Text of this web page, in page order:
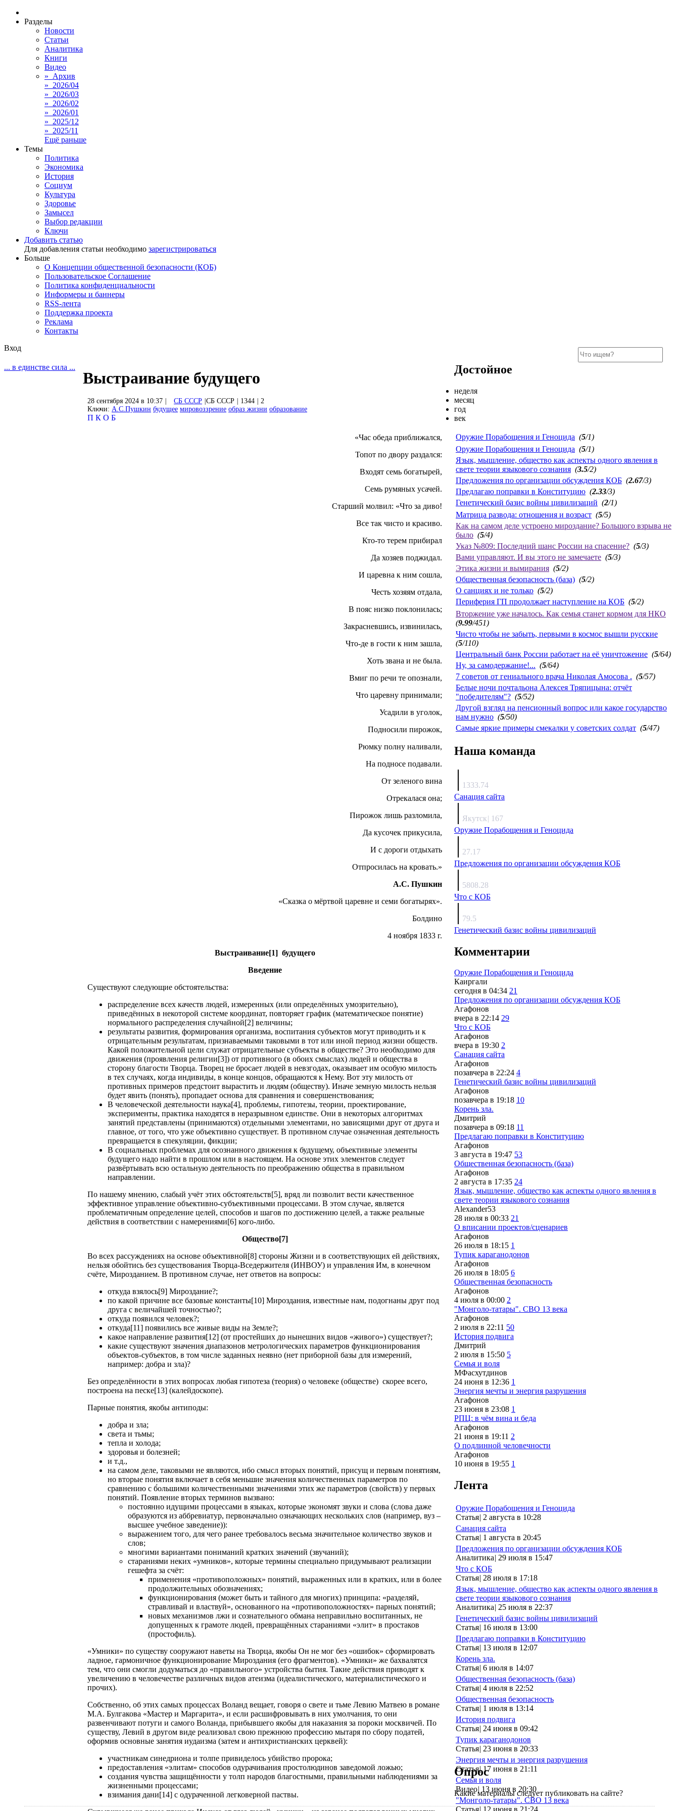
Разделы
Новости
Статьи
Аналитика
Книги
Видео
» Архив
» 2026/04
» 2026/03
» 2026/02
» 2026/01
» 2025/12
» 2025/11
Ещё раньше
Темы
Политика
Экономика
История
Социум
Культура
Здоровье
Замысел
Выбор редакции
Ключи
Добавить статью
Для добавления статьи необходимо зарегистрироваться
Больше
О Концепции общественной безопасности (КОБ)
Пользовательское Соглашение
Политика конфиденциальности
Информеры и баннеры
RSS-лента
Поддержка проекта
Реклама
Контакты
Вход
... в единстве сила ...
Выстраивание будущего
28 сентября 2024 в 10:37 СБ СССР СБ СССР 1344
2
Ключи: А.С.Пушкин будущее мировоззрение образ жизни образование
П К О Б
«Час обеда приближался,
Топот по двору раздался:
Входят семь богатырей,
Семь румяных усачей.
Старший молвил: «Что за диво!
Все так чисто и красиво.
Кто-то терем прибирал
Да хозяев поджидал.
И царевна к ним сошла,
Честь хозяям отдала,
В пояс низко поклонилась;
Закрасневшись, извинилась,
Что-де в гости к ним зашла,
Хоть звана и не была.
Вмиг по речи те опознали,
Что царевну принимали;
Усадили в уголок,
Подносили пирожок,
Рюмку полну наливали,
На подносе подавали.
От зеленого вина
Отрекалася она;
Пирожок лишь разломила,
Да кусочек прикусила,
И с дороги отдыхать
Отпросилась на кровать.»
А.С. Пушкин
«Сказка о мёртвой царевне и семи богатырях».
Болдино
4 ноября 1833 г.
Выстраивание[1] будущего
Введение
Существуют следующие обстоятельства:
распределение всех качеств людей, измеренных (или определённых умозрительно),
приведённых в некоторой системе координат, повторяет график (математическое понятие)
нормального распределения случайной[2] величины;
результаты развития, формирования организма, воспитания субъектов могут приводить и к
отрицательным результатам, признаваемыми таковыми в тот или иной период жизни обществ.
Какой положительной цели служат отрицательные субъекты в обществе? Это необходимо для
движения (проявления религии[3]) от противного (в обоих смыслах) людей и общества в
сторону благости Творца. Творец не бросает людей в невзгодах, оказывает им особую милость
в тех случаях, когда индивиды, в конце концов, обращаются к Нему. Вот эту милость от
противных примеров предстоит вырастить и людям (обществу). Иначе земную милость нельзя
будет явить (понять), пропадает основа для сравнения и совершенствования;
В человеческой деятельности наука[4], проблемы, гипотезы, теории, проектирование,
эксперименты, практика находятся в неразрывном единстве. Они в некоторых алгоритмах
занятий представлены (принимаются) отдельными элементами, но зависящими друг от друга и
главное, от того, что уже объективно существует. В противном случае означенная деятельность
превращается в спекуляции, фикции;
В социальных проблемах для осознанного движения к будущему, объективные элементы
будущего надо найти в прошлом или в настоящем. На основе этих элементов следует
развёртывать всю остальную деятельность по преображению общества в правильном
направлении.
По нашему мнению, слабый учёт этих обстоятельств[5], вряд ли позволит вести качественное
эффективное управление объективно-субъективными процессами. В этом случае, является
проблематичным определение целей, способов и шагов по достижению целей, а также реальные
действия в соответствии с намерениями[6] кого-либо.
Общество[7]
Во всех рассуждениях на основе объективной[8] стороны Жизни и в соответствующих ей действиях,
нельзя обойтись без существования Творца-Вседержителя (ИНВОУ) и управления Им, в конечном
счёте, Мирозданием. В противном случае, нет ответов на вопросы:
откуда взялось[9] Мироздание?;
по какой причине все базовые константы[10] Мироздания, известные нам, подогнаны друг под
друга с величайшей точностью?;
откуда появился человек?;
откуда[11] появились все живые виды на Земле?;
какое направление развития[12] (от простейших до нынешних видов «живого») существует?;
какие существуют значения диапазонов метрологических параметров функционирования
объектов-субъектов, в том числе заданных неявно (нет приборной базы для измерений,
например: добра и зла)?
Без определённости в этих вопросах любая гипотеза (теория) о человеке (обществе) скорее всего,
построена на песке[13] (калейдоскопе).
Парные понятия, якобы антиподы:
добра и зла;
света и тьмы;
тепла и холода;
здоровья и болезней;
и т.д.,
на самом деле, таковыми не являются, ибо смысл вторых понятий, присущ и первым понятиям,
но вторые понятия включает в себя меньшие значения количественных параметров по
сравнению с б́ольшими количественными значениями этих же параметров (свойств) у первых
понятий. Появление вторых терминов вызвано:
постоянно идущими процессами в языках, которые экономят звуки и слова (слова даже
образуются из аббревиатур, первоначально означающих нескольких слов (например, вуз –
высшее учебное заведение)):
выражением того, для чего ранее требовалось весьма значительное количество звуков и
слов;
многими вариантами пониманий кратких значений (звучаний);
стараниями неких «умников», которые термины специально придумывают реализации
гешефта за счёт:
применения «противоположных» понятий, выраженных или в кратких, или в более
продолжительных обозначениях;
функционирования (может быть и тайного для многих) принципа: «разделяй,
стравливай и властвуй», основанного на «противоположностях» парных понятий;
новых механизмов лжи и сознательного обмана неправильно воспитанных, не
допущенных к грамоте людей, превращённых стараниями «элит» в простаков
(простофиль).
«Умники» по существу сооружают наветы на Творца, якобы Он не мог без «ошибок» сформировать
ладное, гармоничное функционирование Мироздания (его фрагментов). «Умники» же бахвалятся
тем, что они смогли додуматься до «правильного» устройства бытия. Такие действия приводят к
увеличению в человечестве различных видов атеизма (идеалистического, материалистического и
прочих).
Собственно, об этих самых процессах Воланд вещает, говоря о свете и тьме Левию Матвею в романе
М.А. Булгакова «Мастер и Маргарита», и если расшифровывать в них умолчания, то они
развенчивают потуги и самого Воланда, прибывшего якобы для наказания за пороки москвичей. По
существу, Левий в другом виде реализовал свою прежнюю профессию мытаря по сбору податей,
оформив основные занятия иудаизма (затем и антихристианских церквей):
участникам синедриона и толпе привиделось убийство пророка;
предоставления «элитам» способов одурачивания простолюдинов заведомой ложью;
создания чувства защищённости у толп народов благостными, правильными наблюдениями за
жизненными процессами;
взимания дани[14] с одураченной легковерной паствы.
Достойное
неделя
месяц
год
век
Оружие Порабощения и Геноцида (5/1)
Оружие Порабощения и Геноцида (5/1)
Язык, мышление, общество как аспекты одного явления в
свете теории языкового сознания (3.5/2)
Предложения по организации обсуждения КОБ (2.67/3)
Предлагаю поправки в Конституцию (2.33/3)
Генетический базис войны цивилизаций (2/1)
Матрица развода: отношения и возраст (5/5)
Как на самом деле устроено мироздание? Большого взрыва не
было (5/4)
Указ №809: Последний шанс России на спасение? (5/3)
Вами управляют. И вы этого не замечаете (5/3)
Этика жизни и вымирания (5/2)
Общественная безопасность (база) (5/2)
О санциях и не только (5/2)
Периферия ГП продолжает наступление на КОБ (5/2)
Вторжение уже началось. Как семья станет кормом для НКО
(9.99/451)
Чисто чтобы не забыть, первыми в космос вышли русские
(5/110)
Центральный банк России работает на её уничтожение (5/64)
Ну, за самодержание!... (5/64)
7 советов от гениального врача Николая Амосова . (5/57)
Белые ночи почтальона Алексея Тряпицына: отчёт
"победителям"? (5/52)
Другой взгляд на пенсионный вопрос или какое государство
нам нужно (5/50)
Самые яркие примеры смекалки у советских солдат (5/47)
Наша команда
1333.74
Санация сайта
Якутск| 167
Оружие Порабощения и Геноцида
27.17
Предложения по организации обсуждения КОБ
5808.28
Что с КОБ
79.5
Генетический базис войны цивилизаций
Комментарии
Оружие Порабощения и Геноцида
Каиргали
сегодня в 04:34 21
Предложения по организации обсуждения КОБ
Агафонов
вчера в 22:14 29
Что с КОБ
Агафонов
вчера в 19:30 2
Санация сайта
Агафонов
позавчера в 22:24 4
Генетический базис войны цивилизаций
Агафонов
позавчера в 19:18 10
Корень зла.
Дмитрий
позавчера в 09:18 11
Предлагаю поправки в Конституцию
Агафонов
3 августа в 19:47 53
Общественная безопасность (база)
Агафонов
2 августа в 17:35 24
Язык, мышление, общество как аспекты одного явления в
свете теории языкового сознания
Alexander53
28 июля в 00:33 21
О вписании проектов/сценариев
Агафонов
26 июля в 18:15 1
Тупик караганодонов
Агафонов
26 июля в 18:05 6
Общественная безопасность
Агафонов
4 июля в 00:00 2
"Монголо-татары". СВО 13 века
Агафонов
2 июля в 22:11 50
История подвига
Дмитрий
2 июля в 15:50 5
Семья и воля
МФасхутдинов
24 июня в 12:36 1
Энергия мечты и энергия разрушения
Агафонов
23 июня в 23:08 1
РПЦ: в чём вина и беда
Агафонов
21 июня в 19:11 2
О подлинной человечности
Агафонов
10 июня в 19:55 1
Лента
Оружие Порабощения и Геноцида
Статья| 2 августа в 10:28
Санация сайта
Статья| 1 августа в 20:45
Предложения по организации обсуждения КОБ
Аналитика| 29 июля в 15:47
Что с КОБ
Статья| 28 июля в 17:18
Язык, мышление, общество как аспекты одного явления в
свете теории языкового сознания
Аналитика| 25 июля в 22:37
Генетический базис войны цивилизаций
Статья| 16 июля в 13:00
Предлагаю поправки в Конституцию
Статья| 13 июля в 12:07
Корень зла.
Статья| 6 июля в 14:07
Общественная безопасность (база)
Статья| 4 июля в 22:52
Общественная безопасность
Статья| 1 июля в 13:14
История подвига
Статья| 24 июня в 09:42
Тупик караганодонов
Статья| 23 июня в 20:33
Энергия мечты и энергия разрушения
Статья| 17 июня в 21:11
Семья и воля
Видео| 13 июня в 20:30
"Монголо-татары". СВО 13 века
Опрос
Какие материалы следует публиковать на сайте?